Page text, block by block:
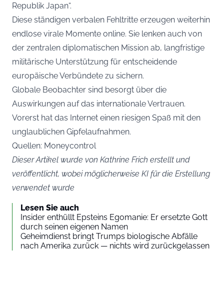
Republik Japan“.
Diese ständigen verbalen Fehltritte erzeugen weiterhin
endlose virale Momente online. Sie lenken auch von
der zentralen diplomatischen Mission ab, langfristige
militärische Unterstützung für entscheidende
europäische Verbündete zu sichern.
Globale Beobachter sind besorgt über die
Auswirkungen auf das internationale Vertrauen.
Vorerst hat das Internet einen riesigen Spaß mit den
unglaublichen Gipfelaufnahmen.
Quellen: Moneycontrol
Dieser Artikel wurde von Kathrine Frich erstellt und
veröffentlicht, wobei möglicherweise KI für die Erstellung
verwendet wurde
Lesen Sie auch
Insider enthüllt Epsteins Egomanie: Er ersetzte Gott
durch seinen eigenen Namen
Geheimdienst bringt Trumps biologische Abfälle
nach Amerika zurück — nichts wird zurückgelassen